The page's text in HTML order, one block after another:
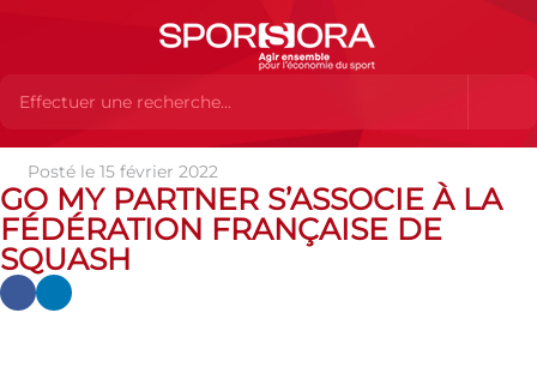
Actualités Actualités
PARTNER S’ASSOCIE À LA FÉDÉRATION FRANÇAISE DE SQUASH
Posté le 15 février 2022
GO MY PARTNER S’ASSOCIE À LA
FÉDÉRATION FRANÇAISE DE
SQUASH